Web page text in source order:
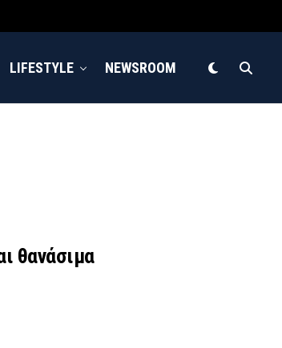
LIFESTYLE NEWSROOM
θανάσιμα